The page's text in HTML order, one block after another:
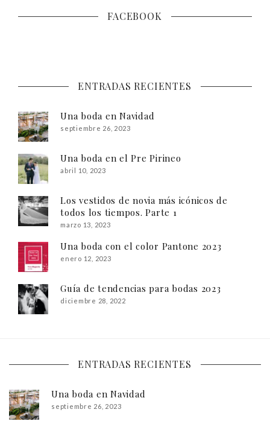
FACEBOOK
ENTRADAS RECIENTES
Una boda en Navidad
septiembre 26, 2023
Una boda en el Pre Pirineo
abril 10, 2023
Los vestidos de novia más icónicos de
todos los tiempos. Parte 1
marzo 13, 2023
Una boda con el color Pantone 2023
enero 12, 2023
Guía de tendencias para bodas 2023
diciembre 28, 2022
ENTRADAS RECIENTES
Una boda en Navidad
septiembre 26, 2023